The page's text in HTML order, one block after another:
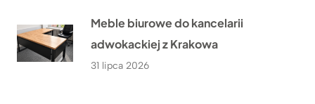
Meble biurowe do kancelarii
adwokackiej z Krakowa
31 lipca 2026